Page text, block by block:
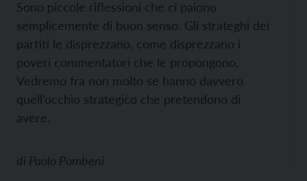
Sono piccole riflessioni che ci paiono
semplicemente di buon senso. Gli strateghi dei
partiti le disprezzano, come disprezzano i
poveri commentatori che le propongono.
Vedremo fra non molto se hanno davvero
quell’occhio strategico che pretendono di
avere.
di Paolo Pombeni